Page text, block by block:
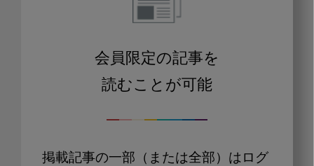
会員限定の記事を
読むことが可能
掲載記事の一部（または全部）はログ